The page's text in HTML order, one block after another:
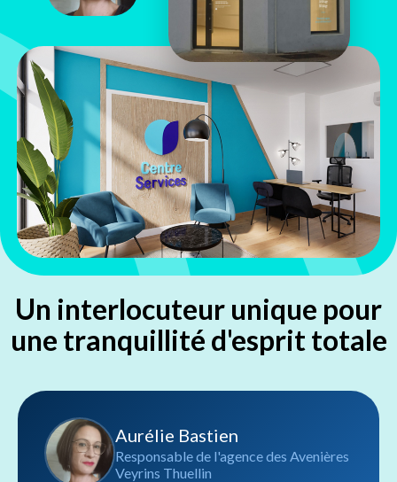
4 Place du 11 novembre 1918
38630 Les Avenières Veyrins
Un interlocuteur unique pour
une tranquillité d'esprit totale
Aurélie Bastien
Responsable de l'agence des Avenières
Veyrins Thuellin